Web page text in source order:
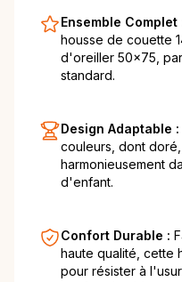
Ensemble Complet
housse de couette
d'oreiller 50x75,
standard.
Design Adaptable :
couleurs, dont
harmonieusement
d'enfant.
Confort Durable :
haute qualité, cette
pour résister à